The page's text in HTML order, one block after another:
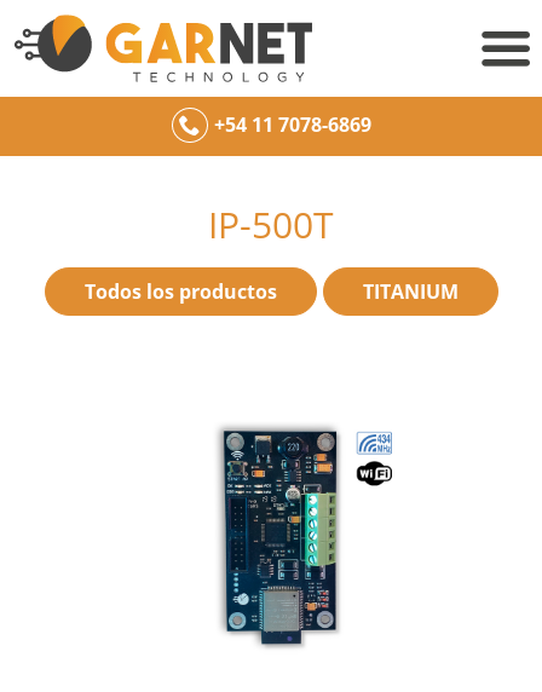
+54 11 7078-6869
IP-500T
Todos los productos TITANIUM